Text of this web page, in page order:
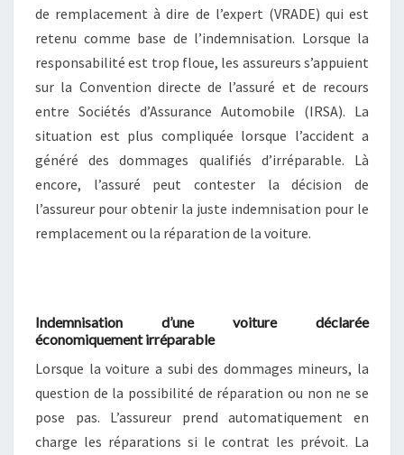
de remplacement à dire de l’expert (VRADE) qui est
retenu comme base de l’indemnisation. Lorsque la
responsabilité est trop floue, les assureurs s’appuient
sur la Convention directe de l’assuré et de recours
entre Sociétés d’Assurance Automobile (IRSA). La
situation est plus compliquée lorsque l’accident a
généré des dommages qualifiés d’irréparable. Là
encore, l’assuré peut contester la décision de
l’assureur pour obtenir la juste indemnisation pour le
remplacement ou la réparation de la voiture.
Indemnisation d’une voiture déclarée
économiquement irréparable
Lorsque la voiture a subi des dommages mineurs, la
question de la possibilité de réparation ou non ne se
pose pas. L’assureur prend automatiquement en
charge les réparations si le contrat les prévoit. La